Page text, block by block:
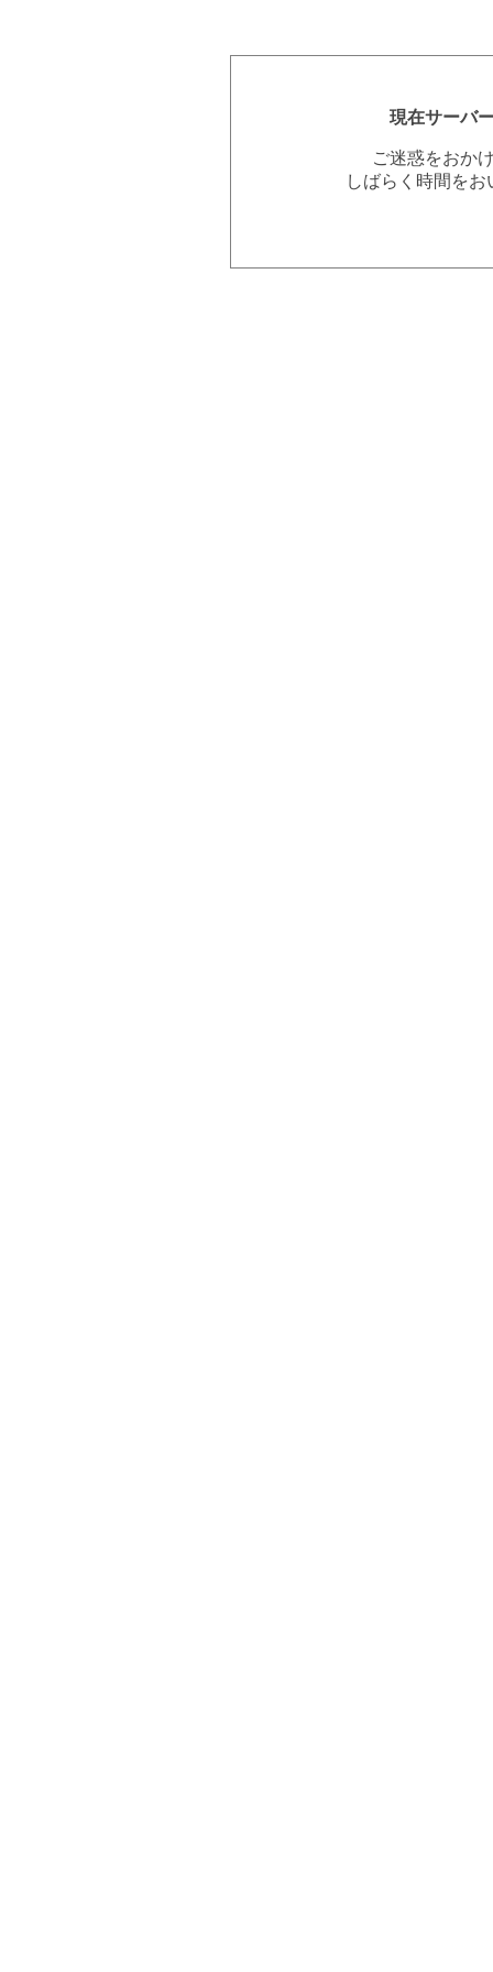
現在サーバ
ご迷惑をおか
しばらく時間を